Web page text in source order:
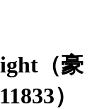
（豪
）